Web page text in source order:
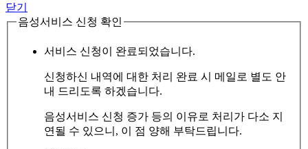
닫기
음성서비스 신청 확인
서비스 신청이 완료되었습니다.
신청하신 내역에 대한 처리 완료 시 메일로 별도 안
내 드리도록 하겠습니다.
음성서비스 신청 증가 등의 이유로 처리가 다소 지
연될 수 있으니, 이 점 양해 부탁드립니다.